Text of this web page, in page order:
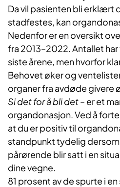
Da vil pasienten bli erklært
stadfestes, kan
Nedenfor er en oversikt
fra 2013–2022. Antallet
siste årene, men hvorfor
Behovet øker og
organer fra avdøde givere
Si det for å bli det– er et
organdonasjon. Ved å
at du er positiv til
standpunkt tydelig
pårørende blir satt i en
dine vegne.
81 prosent av de spurte i